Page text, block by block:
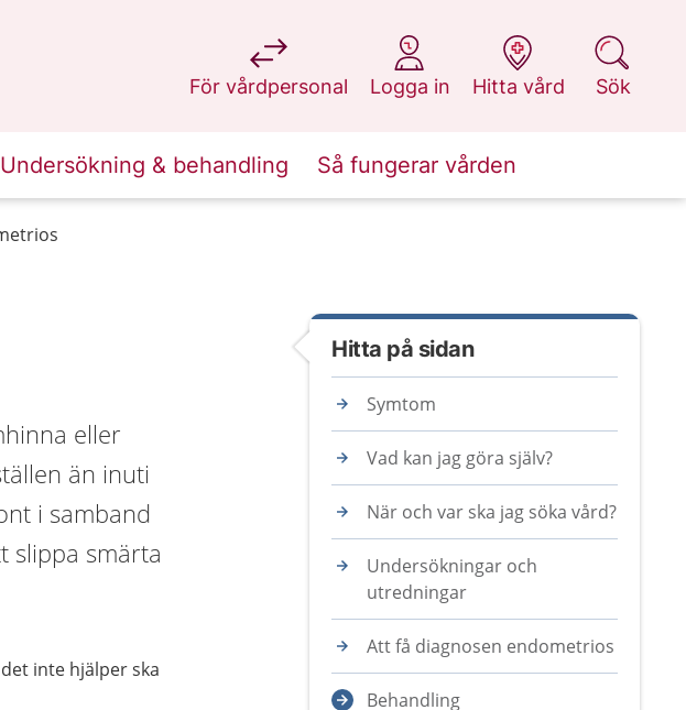
För vårdpersonal
på 1177.se
Logga in
på 1177.se
Hitta vård
på 1177.se
Sök
på 1177.se
Undersökning & behandling Så fungerar vården
eller
än inuti
i samband
slippa smärta
inte hjälper ska
Hitta på sidan
Symtom
Vad kan jag göra själv?
När och var ska jag söka vård?
Undersökningar och
utredningar
Att få diagnosen endometrios
Behandling